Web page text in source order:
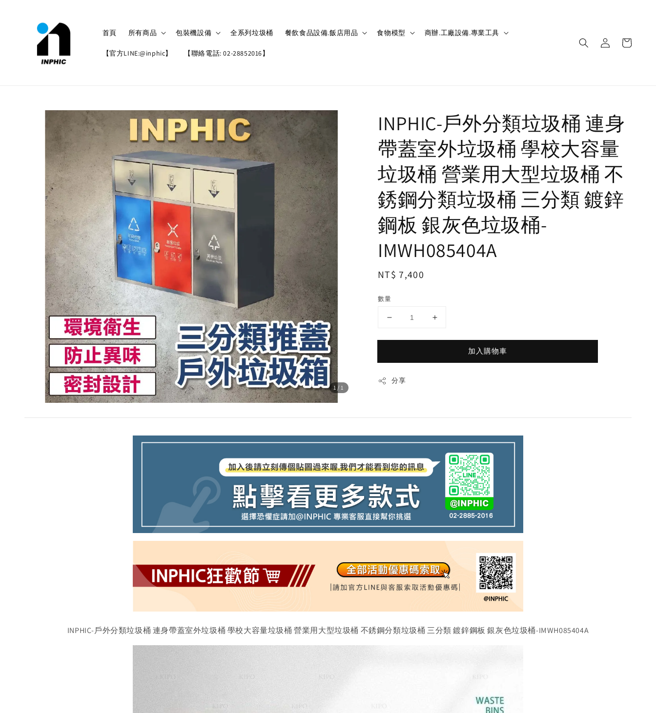
首頁 所有商品 包裝機設備 全系列垃圾桶 餐飲食品設備.飯店用品 食物模型 商辦.工廠設備.專業工具
【官方LINE:@inphic】 【聯絡電話: 02-28852016】
1/1
INPHIC-戶外分類垃圾桶 連身
帶蓋室外垃圾桶 學校大容量
垃圾桶 營業用大型垃圾桶 不
銹鋼分類垃圾桶 三分類 鍍鋅
鋼板 銀灰色垃圾桶-
IMWH085404A
Regular
NT$ 7,400
數量
加入購物車
分享
INPHIC-戶外分類垃圾桶 連身帶蓋室外垃圾桶 學校大容量垃圾桶 營業用大型垃圾桶 不銹鋼分類垃圾桶 三分類 鍍鋅鋼板 銀灰色垃圾桶-IMWH085404A